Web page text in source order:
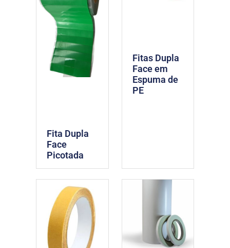
Fita Dupla
Face
Picotada
Fitas Dupla
Face em
Espuma de
PE